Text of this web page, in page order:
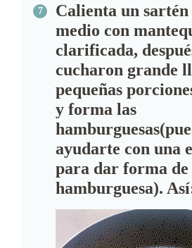
Calienta un sartén
medio con
clarificada,
cucharon grande
pequeñas
y forma las
ayudarte con una
para dar forma de
hamburguesa).